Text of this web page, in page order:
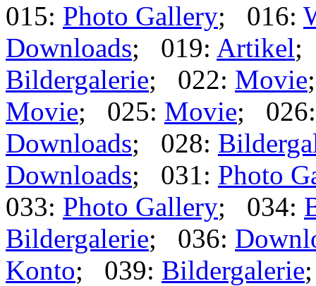
015: Photo Gallery; 016:
Downloads; 019: Artikel;
Bildergalerie; 022: Movie
Movie; 025: Movie;
Downloads; 028:
Downloads; 031: Photo
033: Photo Gallery; 034:
Bildergalerie; 036:
Konto; 039: Bildergalerie